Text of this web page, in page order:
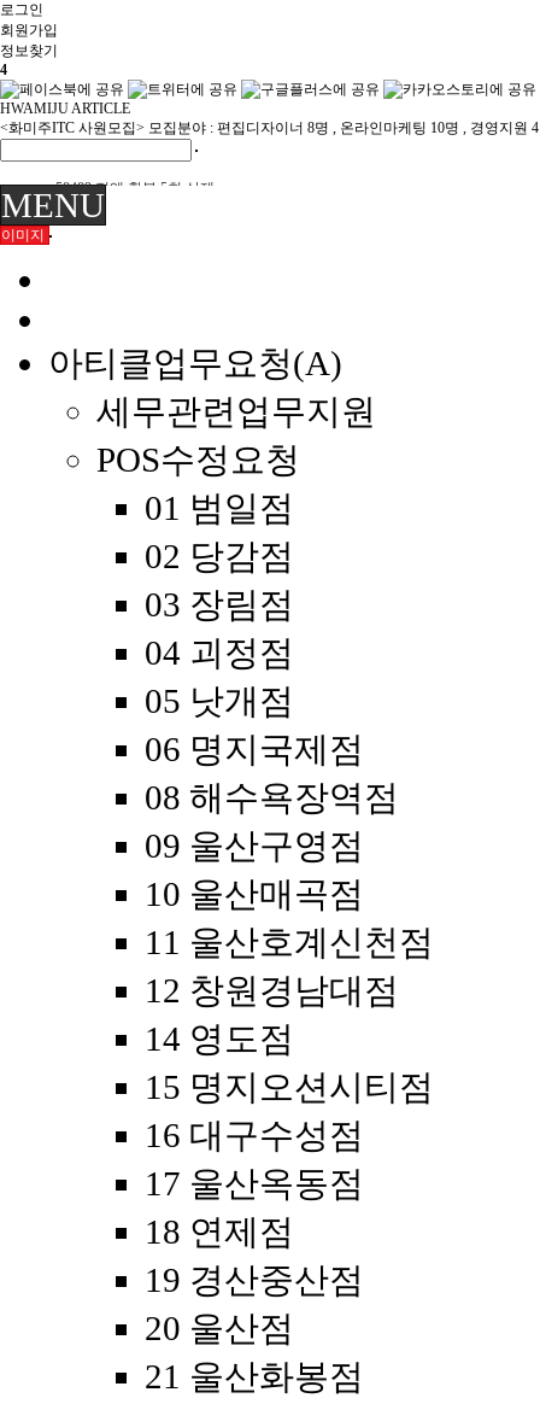
로그인
회원 가입
정보찾기
4
HWAMIJU ARTICLE
<화미주ITC 사원모집> 모집분야 : 편집디자이너 8명 , 온라인마케팅 10명 , 경영지원
58489 전액 환불 5회 삭제
58484 연간회원 취소 전액 환불
MENU
이미지
아티클업무요청(A)
세무관련업무지원
POS수정요청
01 범일점
02 당감점
03 장림점
04 괴정점
05 낫개점
06 명지국제점
08 해수욕장역점
09 울산구영점
10 울산매곡점
11 울산호계신천점
12 창원경남대점
14 영도점
15 명지오션시티점
16 대구수성점
17 울산옥동점
18 연제점
19 경산중산점
20 울산점
21 울산화봉점